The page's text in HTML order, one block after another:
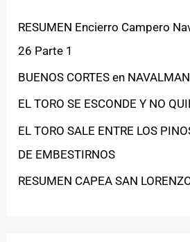
RESUMEN Encierro Campero
26 Parte 1
BUENOS CORTES en
EL TORO SE ESCONDE Y NO
EL TORO SALE ENTRE LOS
DE EMBESTIRNOS
RESUMEN CAPEA SAN